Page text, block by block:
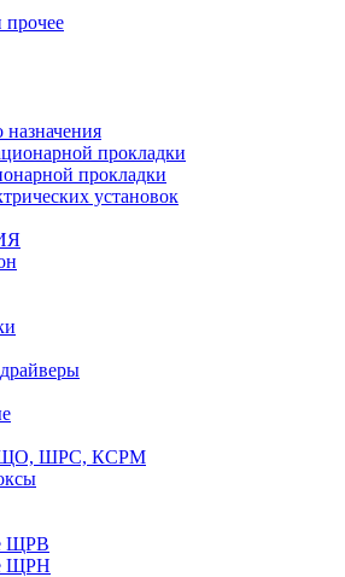
прочее
прокладки
прокладки
установок
ЩО, ШРС, КСРМ
ЩРВ
ЩРН